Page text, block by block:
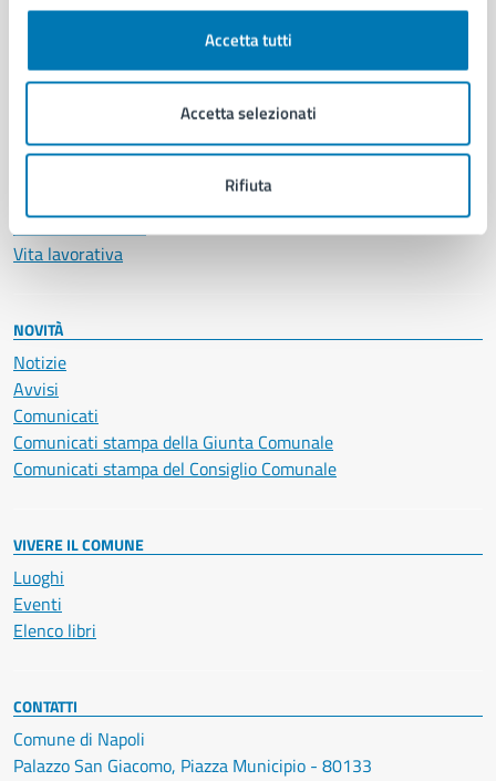
Accetta tutti
Accetta selezionati
Rifiuta
Anagrafe e stato civile
Cultura e tempo libero
Documenti e certificati
Educazione e formazione
Giustizia e sicurezza pubblica
Salute, benessere e assistenza
Servizi Cimiteriali
Vita lavorativa
NOVITÀ
Notizie
Avvisi
Comunicati
Comunicati stampa della Giunta Comunale
Comunicati stampa del Consiglio Comunale
VIVERE IL COMUNE
Luoghi
Eventi
Elenco libri
CONTATTI
Comune di Napoli
Palazzo San Giacomo, Piazza Municipio - 80133